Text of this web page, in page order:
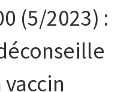
(5/2023) :